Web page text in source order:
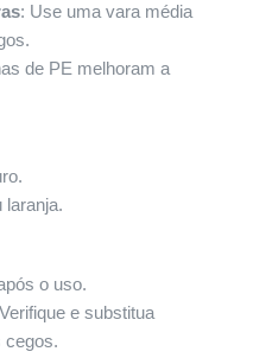
: Use uma vara média
de PE melhoram a
laranja.
o uso.
e substitua
cegos.